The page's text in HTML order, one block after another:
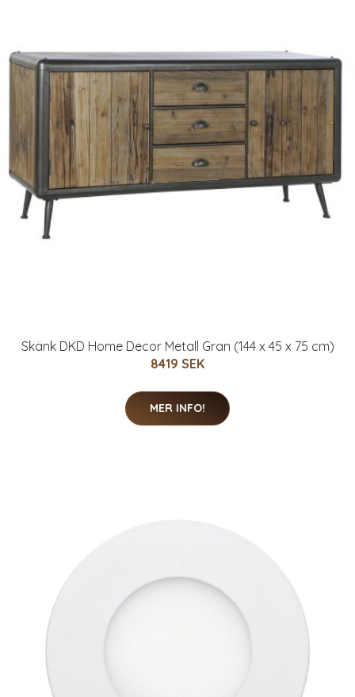
Skänk DKD Home Decor Metall Gran (144 x 45 x 75 cm)
8419 SEK
MER INFO!